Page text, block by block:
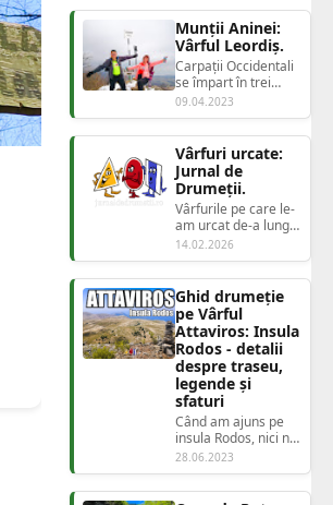
care nu...
Munții Aninei:
Vârful Leordiș.
Carpații Occidentali
se împart în trei
grupe: Grupa
nordică, alcătuită
din Munții Apu...
09.04.2023
Vârfuri urcate:
Jurnal de
Drumeții.
Vârfurile pe care le-
am urcat de-a lungul
anilor, o evidență
autentică a locurilor
unde am...
14.02.2026
Ghid drumeție
pe Vârful
Attaviros: Insula
Rodos - detalii
despre traseu,
legende și
sfaturi
Când am ajuns pe
insula Rodos, nici nu
se lăsase bine seara
și deja mă
interesam de închir...
28.06.2023